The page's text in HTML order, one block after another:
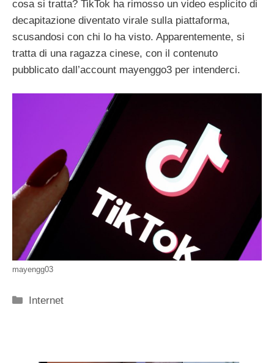
cosa si tratta? TikTok ha rimosso un video esplicito di
decapitazione diventato virale sulla piattaforma,
scusandosi con chi lo ha visto. Apparentemente, si
tratta di una ragazza cinese, con il contenuto
pubblicato dall’account mayenggo3 per intenderci.
mayengg03
Categorie
Internet